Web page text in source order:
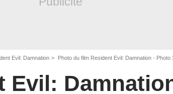
Evil: Damnation Photo du film Resident Evil: Damnation - Photo
Evil: